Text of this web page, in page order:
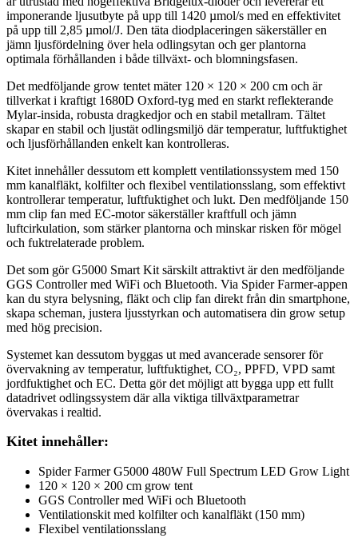
imponerande ljusutbyte på upp till 1420 µmol/s med en effektivitet
på upp till 2,85 µmol/J. Den täta diodplaceringen säkerställer en
jämn ljusfördelning över hela odlingsytan och ger plantorna
optimala förhållanden i både tillväxt- och blomningsfasen.
Det medföljande grow tentet mäter 120 × 120 × 200 cm och är
tillverkat i kraftigt 1680D Oxford-tyg med en starkt reflekterande
Mylar-insida, robusta dragkedjor och en stabil metallram. Tältet
skapar en stabil och ljustät odlingsmiljö där temperatur, luftfuktighet
och ljusförhållanden enkelt kan kontrolleras.
Kitet innehåller dessutom ett komplett ventilationssystem med 150
mm kanalfläkt, kolfilter och flexibel ventilationsslang, som effektivt
kontrollerar temperatur, luftfuktighet och lukt. Den medföljande 150
mm clip fan med EC-motor säkerställer kraftfull och jämn
luftcirkulation, som stärker plantorna och minskar risken för mögel
och fuktrelaterade problem.
Det som gör G5000 Smart Kit särskilt attraktivt är den medföljande
GGS Controller med WiFi och Bluetooth. Via Spider Farmer-appen
kan du styra belysning, fläkt och clip fan direkt från din smartphone,
skapa scheman, justera ljusstyrkan och automatisera din grow setup
med hög precision.
Systemet kan dessutom byggas ut med avancerade sensorer för
övervakning av temperatur, luftfuktighet, CO₂, PPFD, VPD samt
jordfuktighet och EC. Detta gör det möjligt att bygga upp ett fullt
datadrivet odlingssystem där alla viktiga tillväxtparametrar
övervakas i realtid.
Kitet innehåller:
Spider Farmer G5000 480W Full Spectrum LED Grow Light
120 × 120 × 200 cm grow tent
GGS Controller med WiFi och Bluetooth
Ventilationskit med kolfilter och kanalfläkt (150 mm)
Flexibel ventilationsslang